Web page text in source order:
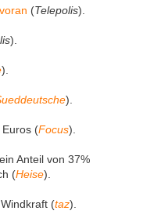
(Telepolis).
).
).
).
(Focus).
Anteil von 37%
(Heise).
(taz).